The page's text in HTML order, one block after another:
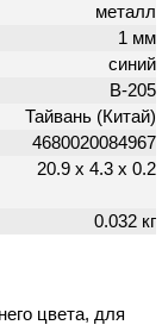
металл
1 мм
синий
B-205
Тайвань (Китай)
4680020084967
20.9 х 4.3 х 0.2
0.032 кг
цвета, для